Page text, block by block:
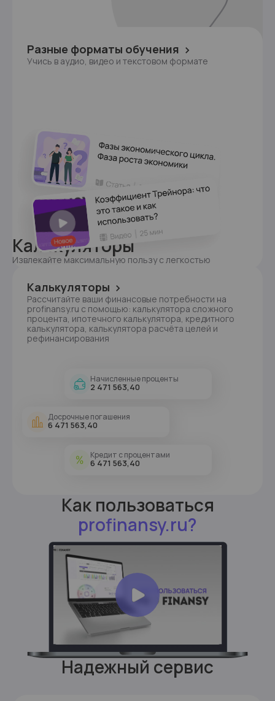
Разные форматы обучения
Учись в аудио, видео и текстовом формате
Калькуляторы
Извлекайте максимальную пользу с легкостью
Калькуляторы
Рассчитайте ваши финансовые потребности на
profinansy.ru с помощью: калькулятора сложного
процента, ипотечного калькулятора, кредитного
калькулятора, калькулятора расчёта целей и
рефинансирования
Начисленные проценты
2 471 563,40
Досрочные погашения
6 471 563,40
Кредит с процентами
6 471 563,40
Как пользоваться
profinansy.ru?
Надежный сервис